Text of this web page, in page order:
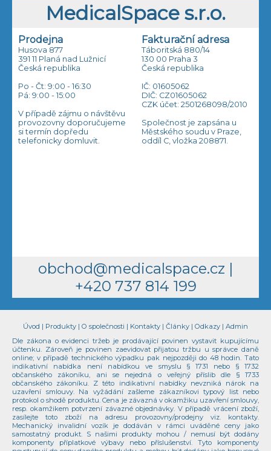
MedicalSpace s.r.o.
Prodejna
Husova 877
391 11 Planá nad Lužnicí
Česká republika
Po - Čt: 9:00 - 16:30
Pá: 9:00 - 15:00
V případě zájmu o návštěvu
provozovny doporučujeme
si termín dopředu
telefonicky domluvit.
Fakturační adresa
Táboritská 880/14
130 00 Praha 3
Česká republika
IČ: 01605062
DIČ: CZ01605062
CZK účet: 2501268098/2010
Společnost je zapsána u
Městského soudu v Praze,
oddíl C, vložka 208871.
obchod@medicalspace.cz |
+420 737 814 199
Úvod | Produkty | O společnosti | Kontakty | Články | Odkazy | Admin
Dle zákona o evidenci tržeb je prodávající povinen vystavit kupujícímu
účtenku. Zároveň je povinen zaevidovat přijatou tržbu u správce daně
online; v případě technického výpadku pak nejpozději do 48 hodin. Tato
indikativní nabídka není nabídkou ve smyslu § 1731 nebo § 1732
občanského zákoníku, ani se nejedná o veřejný příslib dle § 1733
občanského zákoníku. Z této indikativní nabídky nevzniká nárok na
uzavření smlouvy. Na vyžádání zašleme zákazníkovi typový list nebo
protokol o shodě produktu. Cena je závazná v okamžiku uzavření smlouvy,
resp. okamžikem potvrzení závazné objednávky. V případě vrácení zboží,
zasílejte toto zboží na adresu provozovny/prodejny viz. kontakty.
Mechanický invalidní vozík je dodáván v rámci uváděné ceny jako
samostatný produkt. S našimi produkty mohou / nemusí být dodány
komponenty příplatkové výbavy nebo příslušenství. Tyto komponenty